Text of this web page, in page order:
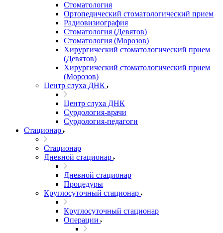
Стоматология
Ортопедический стоматологический прием
Радиовизиография
Стоматология (Девятов)
Стоматология (Морозов)
Хирургический стоматологический прием
(Девятов)
Хирургический стоматологический прием
(Морозов)
Центр слуха ДНК
Центр слуха ДНК
Сурдология-врачи
Сурдология-педагоги
Стационар
Стационар
Дневной стационар
Дневной стационар
Процедуры
Круглосуточный стационар
Круглосуточный стационар
Операции